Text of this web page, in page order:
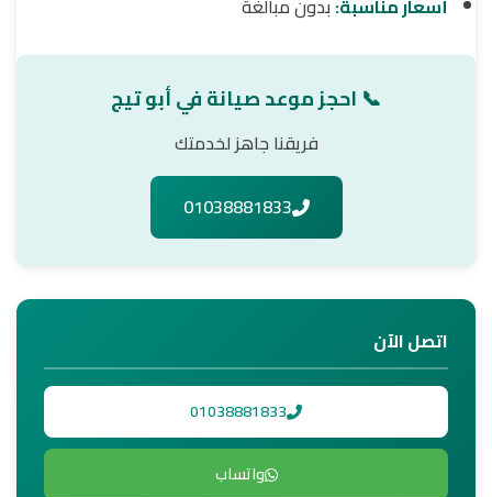
أسعار مناسبة: بدون مبالغة
📞 احجز موعد صيانة في أبو تيج
فريقنا جاهز لخدمتك
01038881833
اتصل الآن
01038881833
واتساب